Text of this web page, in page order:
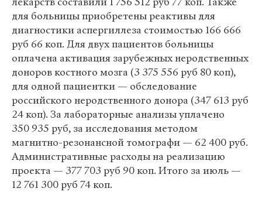
для больницы приобретены реактивы для
диагностики аспергиллеза стоимостью 166 666
руб 66 коп. Для двух пациентов больницы
оплачена активация зарубежных неродственных
доноров костного мозга (3 375 556 руб 80 коп),
для одной пациентки — обследование
российского неродственного донора (347 613 руб
24 коп). За лабораторные анализы уплачено
350 935 руб, за исследования методом
магнитно-резонансной томографи — 62 400 руб.
Административные расходы на реализацию
проекта — 377 703 руб 90 коп. Итого за июль —
12 761 300 руб 74 коп.